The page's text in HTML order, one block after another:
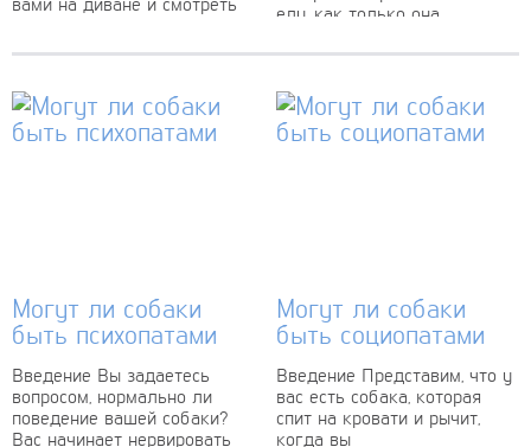
еду, как только она
Это становится своего рода
Могут ли собаки
быть психопатами
Введение Вы задаетесь
вопросом, нормально ли
поведение вашей собаки?
Вас начинает нервировать
Могут ли собаки
быть социопатами
Введение Представим, что у
вас есть собака, которая
спит на кровати и рычит,
когда вы